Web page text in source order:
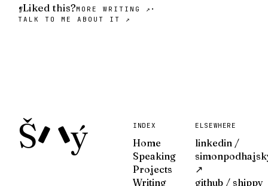
¶Liked this?MORE WRITING ↗ ·
TALK TO ME ABOUT IT ↗
Š ý INDEX
Home
Speaking
Projects
Writing
ELSEWHERE
linkedin /
↗
github / shippy